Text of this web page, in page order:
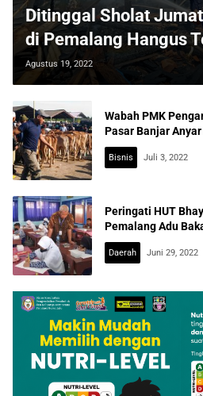
Ditinggal Sholat
di Pemalang Hangus
Agustus 19, 2022
Wabah PMK
Pasar Banjar
Bisnis Juli 3, 2022
Peringati HUT
Pemalang Adu
Daerah Juni 29, 2022